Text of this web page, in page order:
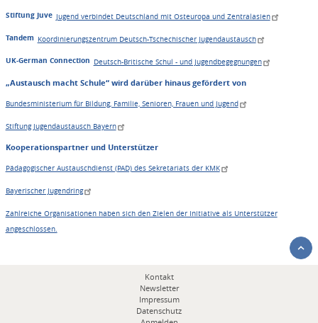
Stiftung Juve Jugend verbindet Deutschland mit Osteuropa und Zentralasien
Tandem Koordinierungszentrum Deutsch-Tschechischer Jugendaustausch
UK-German Connection Deutsch-Britische Schul - und Jugendbegegnungen
„Austausch macht Schule“ wird darüber hinaus gefördert von
Bundesministerium für Bildung, Familie, Senioren, Frauen und Jugend
Stiftung Jugendaustausch Bayern
Kooperationspartner und Unterstützer
Pädagogischer Austauschdienst (PAD) des Sekretariats der KMK
Bayerischer Jugendring
Zahlreiche Organisationen haben sich den Zielen der Initiative als Unterstützer
angeschlossen.
Kontakt
Newsletter
Impressum
Datenschutz